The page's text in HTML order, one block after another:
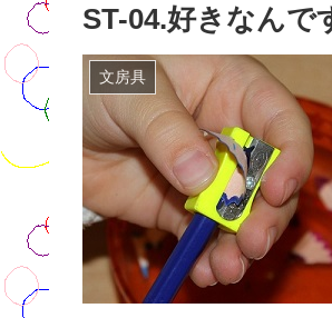
ST-04.好きなんで
文房具